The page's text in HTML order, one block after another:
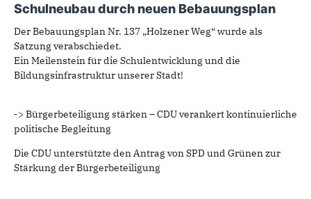
Schulneubau durch neuen Bebauungsplan
Der Bebauungsplan Nr. 137 „Holzener Weg“ wurde als
Satzung verabschiedet.
Ein Meilenstein für die Schulentwicklung und die
Bildungsinfrastruktur unserer Stadt!
-> Bürgerbeteiligung stärken – CDU verankert kontinuierliche
politische Begleitung
Die CDU unterstützte den Antrag von SPD und Grünen zur
Stärkung der Bürgerbeteiligung